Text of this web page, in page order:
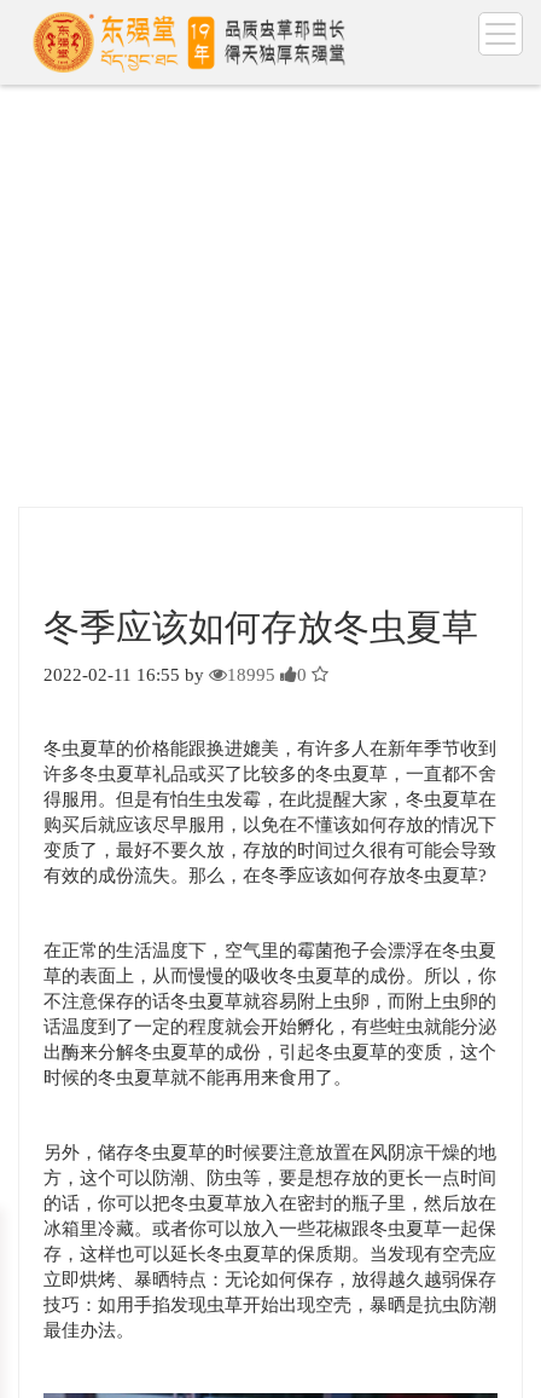
冬季应该如何存放冬虫夏草
2022-02-11 16:55 by 18995 0
冬虫夏草的价格能跟换进媲美，有许多人在新年季节收到
许多冬虫夏草礼品或买了比较多的冬虫夏草，一直都不舍
得服用。但是有怕生虫发霉，在此提醒大家，冬虫夏草在
购买后就应该尽早服用，以免在不懂该如何存放的情况下
变质了，最好不要久放，存放的时间过久很有可能会导致
有效的成份流失。那么，在冬季应该如何存放冬虫夏草?
在正常的生活温度下，空气里的霉菌孢子会漂浮在冬虫夏
草的表面上，从而慢慢的吸收冬虫夏草的成份。所以，你
不注意保存的话冬虫夏草就容易附上虫卵，而附上虫卵的
话温度到了一定的程度就会开始孵化，有些蛀虫就能分泌
出酶来分解冬虫夏草的成份，引起冬虫夏草的变质，这个
时候的冬虫夏草就不能再用来食用了。
另外，储存冬虫夏草的时候要注意放置在风阴凉干燥的地
方，这个可以防潮、防虫等，要是想存放的更长一点时间
的话，你可以把冬虫夏草放入在密封的瓶子里，然后放在
冰箱里冷藏。或者你可以放入一些花椒跟冬虫夏草一起保
存，这样也可以延长冬虫夏草的保质期。当发现有空壳应
立即烘烤、暴晒特点：无论如何保存，放得越久越弱保存
技巧：如用手掐发现虫草开始出现空壳，暴晒是抗虫防潮
最佳办法。